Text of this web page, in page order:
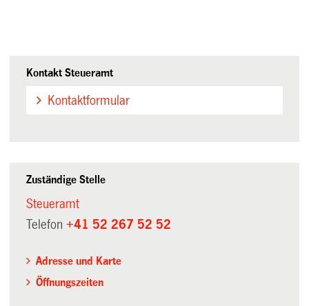
Kontakt Steueramt
Kontaktformular
Zuständige Stelle
Steueramt
Telefon+41 52 267 52 52
Adresse und Karte
Öffnungszeiten